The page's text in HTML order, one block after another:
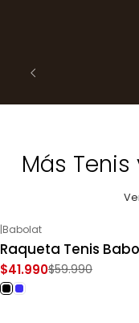
Más
-30%OFF
|Babolat
Raqueta Tenis
$41.990$59.990